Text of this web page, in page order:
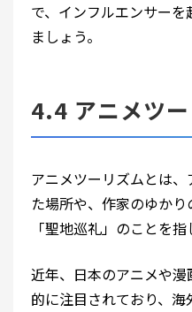
で、インフルエンサー
ましょう。
4.4 アニメツ
アニメツーリズムとは
た場所や、作家のゆか
「聖地巡礼」のことを指
近年、日本のアニメや
的に注目されており、